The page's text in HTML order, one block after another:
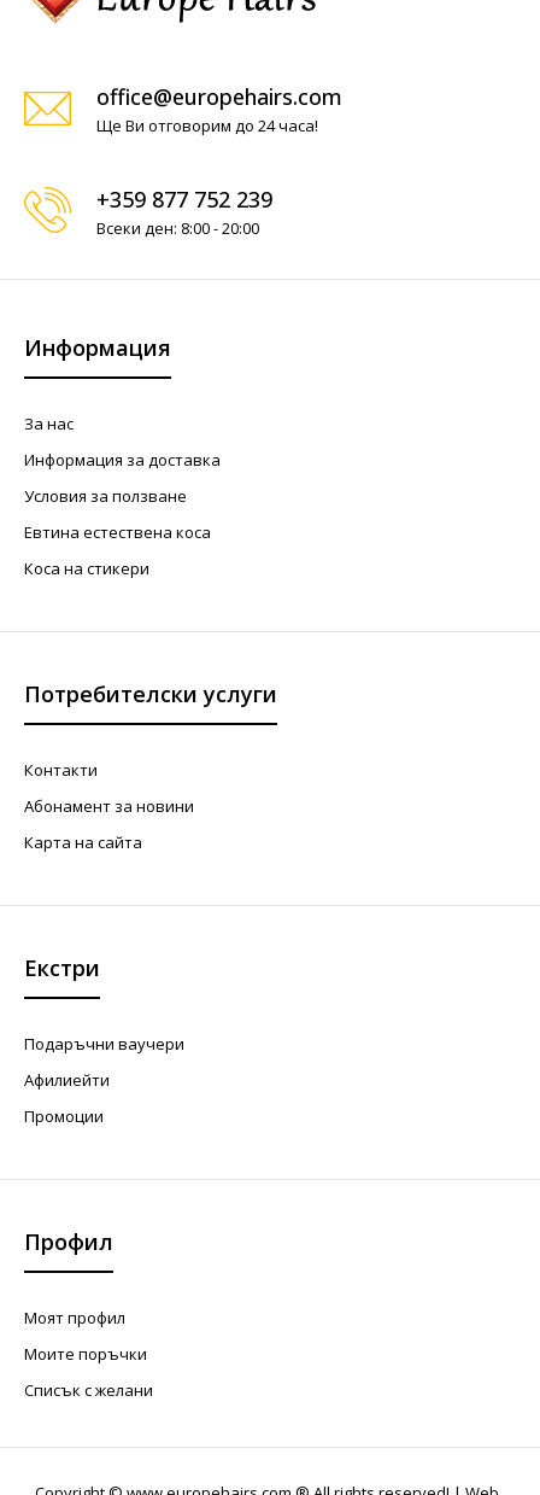
office@europehairs.com
Ще Ви отговорим до 24 часа!
+359 877 752 239
Всеки ден: 8:00 - 20:00
Информация
За нас
Информация за доставка
Условия за ползване
Евтина естествена коса
Коса на стикери
Потребителски услуги
Контакти
Абонамент за новини
Карта на сайта
Екстри
Подаръчни ваучери
Афилиейти
Промоции
Профил
Моят профил
Моите поръчки
Списък с желани